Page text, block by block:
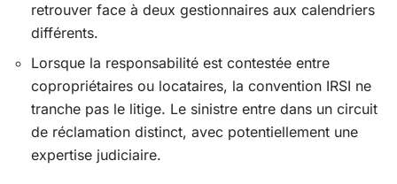
retrouver face à deux gestionnaires aux calendriers
différents.
Lorsque la responsabilité est contestée entre
copropriétaires ou locataires, la convention IRSI ne
tranche pas le litige. Le sinistre entre dans un circuit
de réclamation distinct, avec potentiellement une
expertise judiciaire.